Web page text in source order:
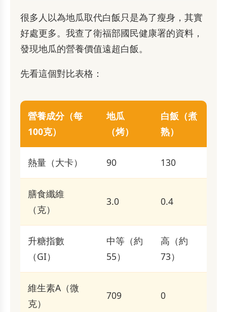
很多人以為地瓜取代白飯只是為了瘦身，其實
好處更多。我查了衛福部國民健康署的資料，
發現地瓜的營養價值遠超白飯。
先看這個對比表格：
營養成分（每
100克）
地瓜
（烤）
白飯（煮
熟）
熱量（大卡） 90 130
膳食纖維
（克）
3.0 0.4
升糖指數
（GI）
中等（約
55）
高（約
73）
維生素A（微
克）
709 0